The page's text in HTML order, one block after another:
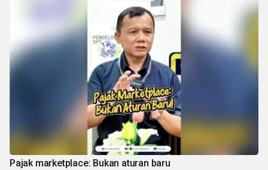
Pajak marketplace: Bukan aturan baru